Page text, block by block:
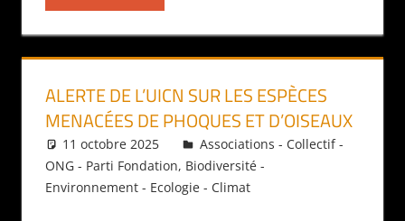
ALERTE DE L’UICN SUR LES ESPÈCES
MENACÉES DE PHOQUES ET D’OISEAUX
11 octobre 2025 Daniel
Associations - Collectif -
ONG - Parti Fondation, Biodiversité -
Environnement - Ecologie - Climat